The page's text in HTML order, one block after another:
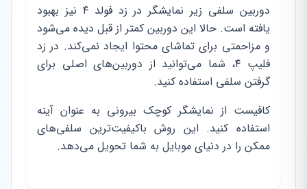
دوربین سلفی زیر نمایشگر در زد فولد ۴ نیز بهبود
یافته است. حالا این دوربین کمتر از قبل دیده می‌شود
و مزاحمتی برای تماشای محتوا ایجاد نمی‌کند. در زد
فلیپ ۴، شما می‌توانید از دوربین‌های اصلی برای
گرفتن سلفی استفاده کنید.
کافیست از نمایشگر کوچک بیرونی به عنوان آینه
استفاده کنید. این روش باکیفیت‌ترین سلفی‌های
ممکن را در دنیای موبایل به شما تحویل می‌دهد.